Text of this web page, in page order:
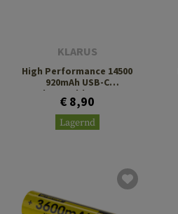
KLARUS
High Performance 14500
920mAh USB-C
Rechargeable Battery
€ 8,90
Lagernd